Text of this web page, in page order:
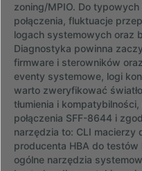
zoning/MPIO. Do
połączenia, fluktuacje
logach systemowych oraz
Diagnostyka powinna
firmware i sterowników
eventy systemowe, logi
warto zweryfikować
tłumienia i
połączenia SFF-8644 i
narzędzia to: CLI macierzy
producenta HBA do
ogólne narzędzia